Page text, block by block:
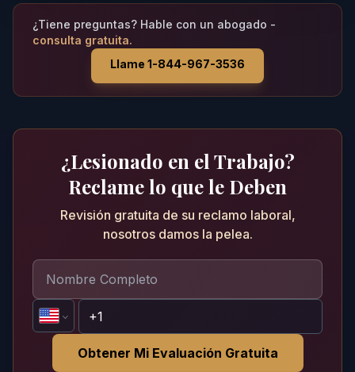
¿Tiene preguntas? Hable con un abogado -
consulta gratuita.
Llame 1-844-967-3536
¿Lesionado en el Trabajo?
Reclame lo que le Deben
Revisión gratuita de su reclamo laboral,
nosotros damos la pelea.
Obtener Mi Evaluación Gratuita